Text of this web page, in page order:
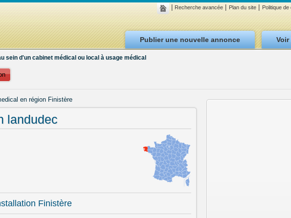
Publier une nouvelle annonce
Recherche avancée Plan du site Politique de
sein d'un cabinet médical ou local à usage médical
en région Finistère
landudec
Finistère